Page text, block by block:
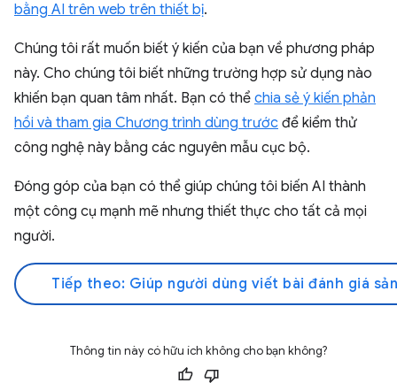
bằng AI trên web trên thiết bị.
Chúng tôi rất muốn biết ý kiến của bạn về phương pháp
này. Cho chúng tôi biết những trường hợp sử dụng nào
khiến bạn quan tâm nhất. Bạn có thể chia sẻ ý kiến phản
hồi và tham gia Chương trình dùng trước để kiểm thử
công nghệ này bằng các nguyên mẫu cục bộ.
Đóng góp của bạn có thể giúp chúng tôi biến AI thành
một công cụ mạnh mẽ nhưng thiết thực cho tất cả mọi
người.
Tiếp theo: Giúp người dùng viết bài đánh giá
Thông tin này có hữu ích không cho bạn không?